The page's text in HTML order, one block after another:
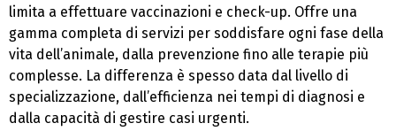
limita a effettuare vaccinazioni e check-up. Offre una
gamma completa di servizi per soddisfare ogni fase della
vita dell’animale, dalla prevenzione fino alle terapie più
complesse. La differenza è spesso data dal livello di
specializzazione, dall’efficienza nei tempi di diagnosi e
dalla capacità di gestire casi urgenti.